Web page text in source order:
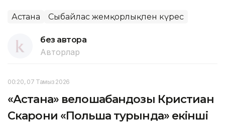
Астана Сыбайлас жемқорлықпен күрес
без автора
Авторлар
00:20, 07 Тамыз 2026
«Астана» велошабандозы Кристиан
Скарони «Польша турында» екінші